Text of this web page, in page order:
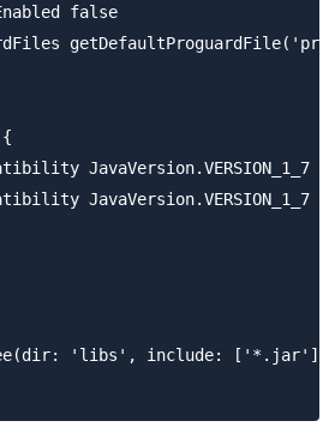
false
JavaVersion.VERSION_1_7
JavaVersion.VERSION_1_7
'libs', include: ['*.jar'])